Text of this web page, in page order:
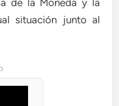
de la Moneda y la
situación junto al